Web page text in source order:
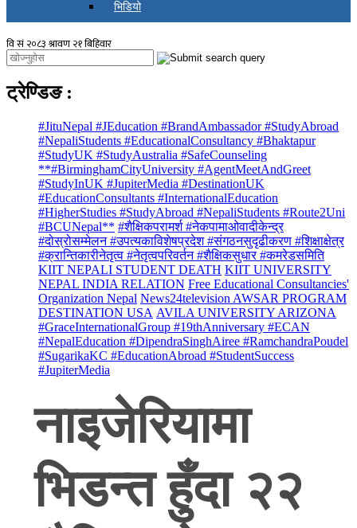
भिडियो
ट्रेण्डिङ :
#JituNepal #JEducation #BrandAmbassador #StudyAbroad
#NepaliStudents #EducationalConsultancy #Bhaktapur
#StudyUK #StudyAustralia #SafeCounseling
**#BirminghamCityUniversity #AgentMeetAndGreet
#StudyInUK #JupiterMedia #DestinationUK
#EducationConsultants #InternationalEducation
#HigherStudies #StudyAbroad #NepaliStudents #Route2Uni
#BCUNepal** #शैक्षिकपरामर्श #नेकपामाओवादीकेन्द्र
#दोस्रोसम्मेलन #उपत्यकाविशेषप्रदेश #संगठनसुदृढीकरण #शिक्षाक्षेत्र
#क्रान्तिकारीनेतृत्व #नेतृत्वपरिवर्तन #शैक्षिकसुधार #कमरेडसमिति
KIIT NEPALI STUDENT DEATH KIIT UNIVERSITY
NEPAL INDIA RELATION Free Educational Consultancies'
Organization Nepal News24television AWSAR PROGRAM
DESTINATION USA AVILA UNIVERSITY ARIZONA
#GraceInternationalGroup #19thAnniversary #ECAN
#NepalEducation #DipendraSinghAiree #RamchandraPoudel
#SugarikaKC #EducationAbroad #StudentSuccess
#JupiterMedia
नाइजेरियामा
भिडन्त हुँदा २२